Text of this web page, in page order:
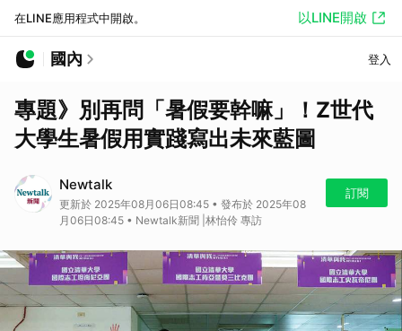
在LINE應用程式中開啟。 以LINE開啟
國內 登入
專題》別再問「暑假要幹嘛」！Z世代
大學生暑假用實踐寫出未來藍圖
Newtalk
更新於 2025年08月06日08:45 • 發布於 2025年08
月06日08:45 • Newtalk新聞 |林怡伶 專訪
訂閱